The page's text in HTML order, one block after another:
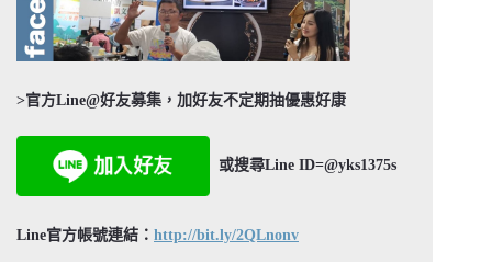
>官方Line@好友募集，加好友不定期抽優惠好康
或搜尋Line ID=@yks1375s
Line官方帳號連結： http://bit.ly/2QLnonv